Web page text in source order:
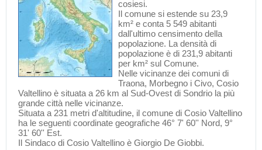
cosiesi.
Il comune si estende su 23,9
km² e conta 5 549 abitanti
dall'ultimo censimento della
popolazione. La densità di
popolazione è di 231,9 abitanti
per km² sul Comune.
Nelle vicinanze dei comuni di
Traona, Morbegno i Civo, Cosio
Valtellino è situata a 26 km al Sud-Ovest di Sondrio la più
grande città nelle vicinanze.
Situata a 231 metri d'altitudine, il comune di Cosio Valtellino
ha le seguenti coordinate geografiche 46° 7' 60'' Nord, 9°
31' 60'' Est.
Il Sindaco di Cosio Valtellino è Giorgio De Giobbi.